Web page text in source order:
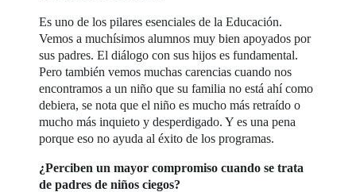
Es uno de los pilares esenciales de la Educación.
Vemos a muchísimos alumnos muy bien apoyados por
sus padres. El diálogo con sus hijos es fundamental.
Pero también vemos muchas carencias cuando nos
encontramos a un niño que su familia no está ahí como
debiera, se nota que el niño es mucho más retraído o
mucho más inquieto y desperdigado. Y es una pena
porque eso no ayuda al éxito de los programas.
¿Perciben un mayor compromiso cuando se trata
de padres de niños ciegos?